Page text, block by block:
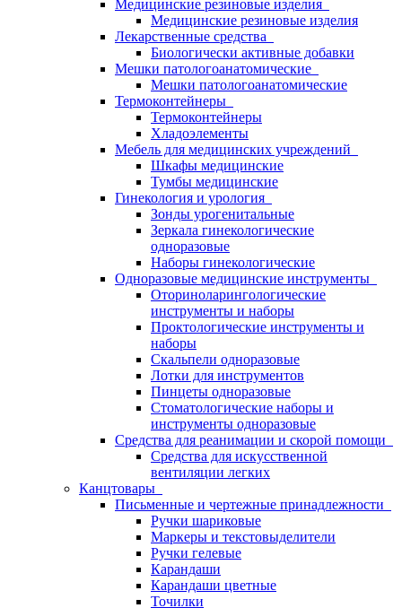
Медицинские резиновые изделия
Медицинские резиновые изделия
Лекарственные средства
Биологически активные добавки
Мешки патологоанатомические
Мешки патологоанатомические
Термоконтейнеры
Термоконтейнеры
Хладоэлементы
Мебель для медицинских учреждений
Шкафы медицинские
Тумбы медицинские
Гинекология и урология
Зонды урогенитальные
Зеркала гинекологические
одноразовые
Наборы гинекологические
Одноразовые медицинские инструменты
Оториноларингологические
инструменты и наборы
Проктологические инструменты и
наборы
Скальпели одноразовые
Лотки для инструментов
Пинцеты одноразовые
Стоматологические наборы и
инструменты одноразовые
Средства для реанимации и скорой помощи
Средства для искусственной
вентиляции легких
Канцтовары
Письменные и чертежные принадлежности
Ручки шариковые
Маркеры и текстовыделители
Ручки гелевые
Карандаши
Карандаши цветные
Точилки